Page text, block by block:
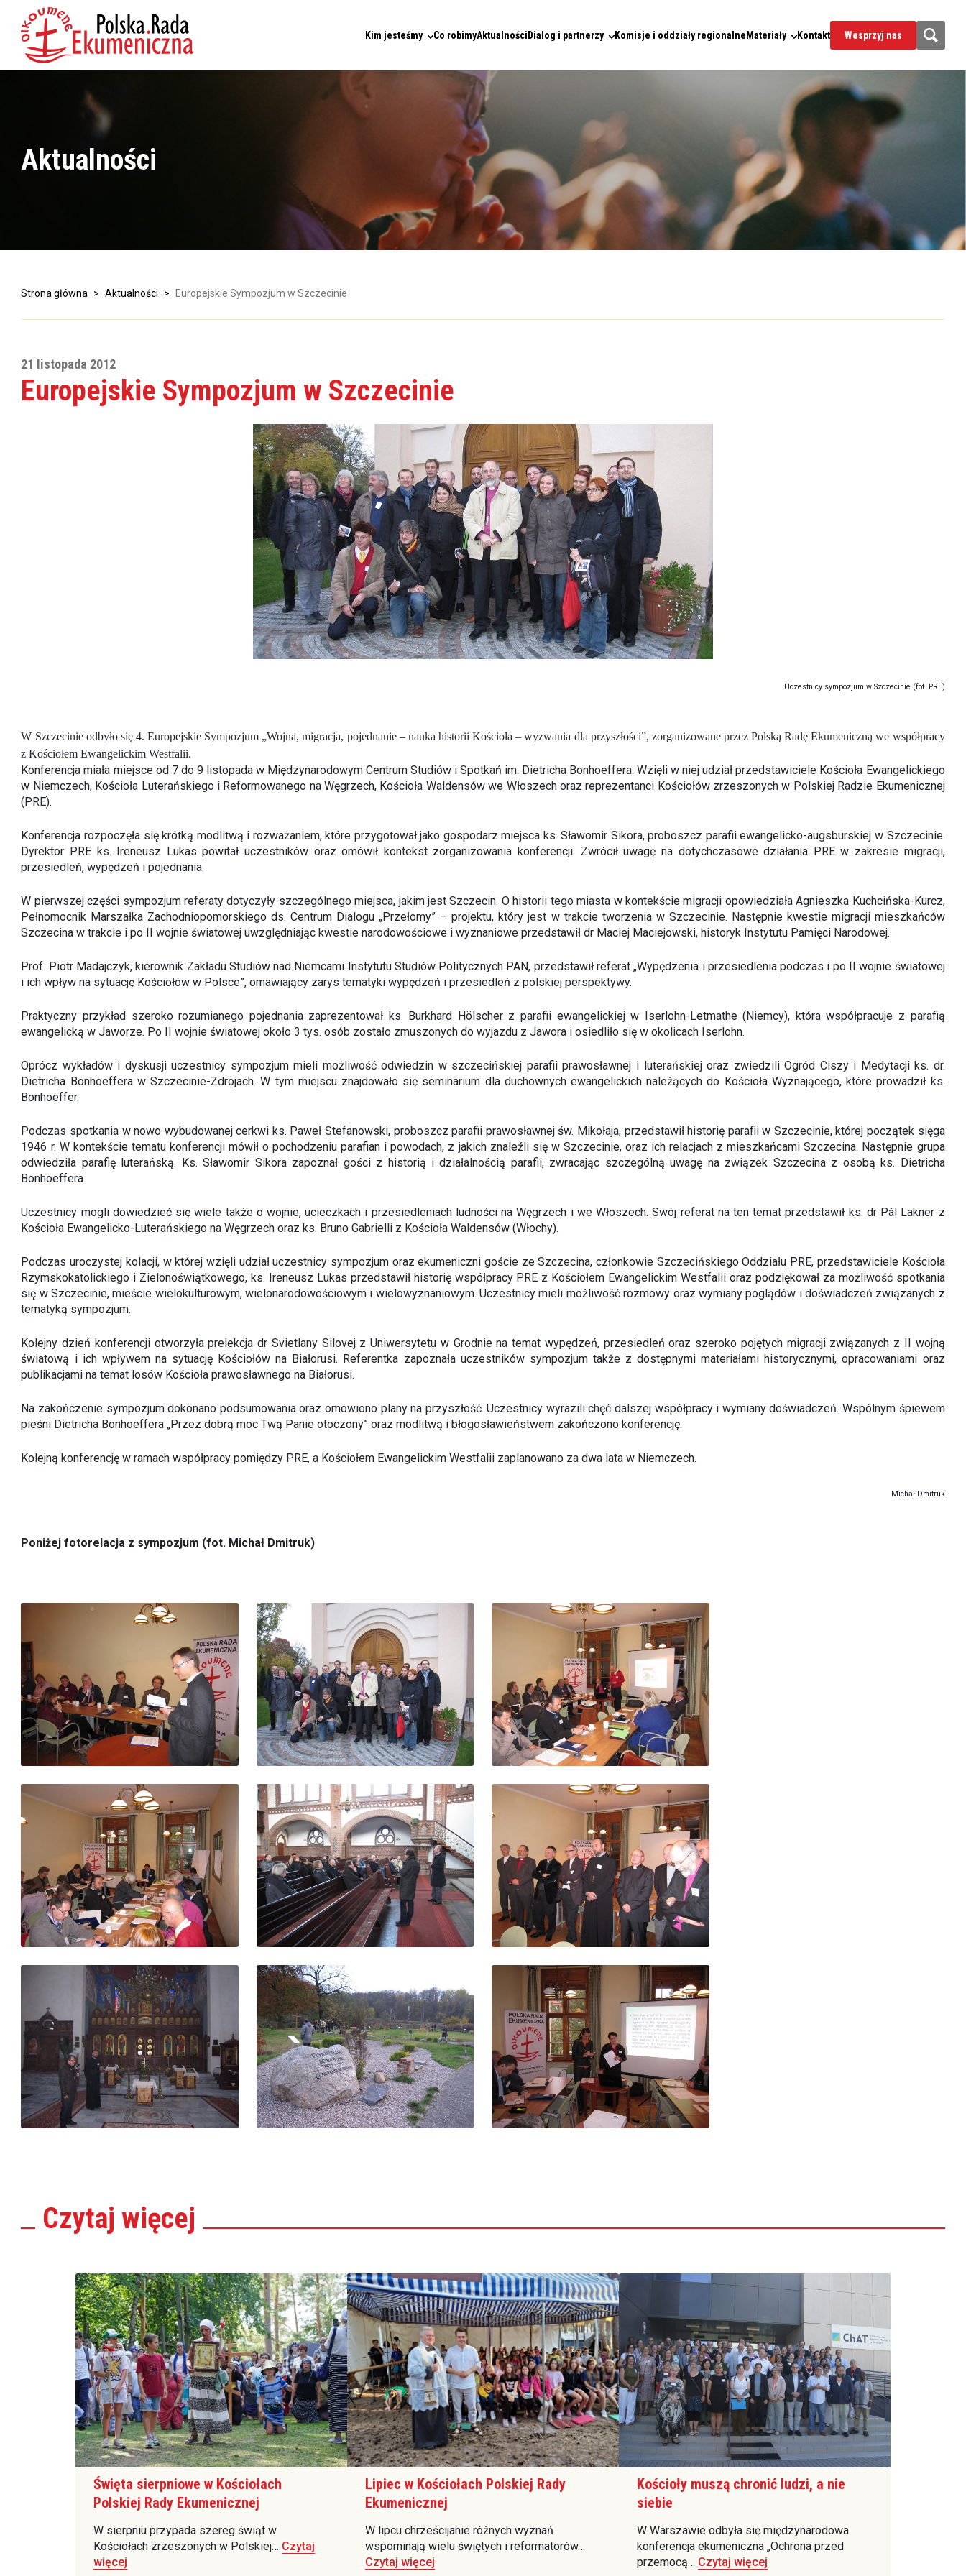
Kim jesteśmy Co robimyAktualnościDialog i partnerzy Komisje i oddziały regionalneMateriały Kontakt Wesprzyj nas
Aktualności
Strona główna > Aktualności > Europejskie Sympozjum w Szczecinie
21 listopada 2012
Europejskie Sympozjum w Szczecinie
Uczestnicy sympozjum w Szczecinie (fot. PRE)
W Szczecinie odbyło się 4. Europejskie Sympozjum „Wojna, migracja, pojednanie – nauka historii Kościoła – wyzwania dla przyszłości”, zorganizowane przez Polską Radę Ekumeniczną we współpracy
z Kościołem Ewangelickim Westfalii.
Konferencja miała miejsce od 7 do 9 listopada w Międzynarodowym Centrum Studiów i Spotkań im. Dietricha Bonhoeffera. Wzięli w niej udział przedstawiciele Kościoła Ewangelickiego
w Niemczech, Kościoła Luterańskiego i Reformowanego na Węgrzech, Kościoła Waldensów we Włoszech oraz reprezentanci Kościołów zrzeszonych w Polskiej Radzie Ekumenicznej
(PRE).
Konferencja rozpoczęła się krótką modlitwą i rozważaniem, które przygotował jako gospodarz miejsca ks. Sławomir Sikora, proboszcz parafii ewangelicko-augsburskiej w Szczecinie.
Dyrektor PRE ks. Ireneusz Lukas powitał uczestników oraz omówił kontekst zorganizowania konferencji. Zwrócił uwagę na dotychczasowe działania PRE w zakresie migracji,
przesiedleń, wypędzeń i pojednania.
W pierwszej części sympozjum referaty dotyczyły szczególnego miejsca, jakim jest Szczecin. O historii tego miasta w kontekście migracji opowiedziała Agnieszka Kuchcińska-Kurcz,
Pełnomocnik Marszałka Zachodniopomorskiego ds. Centrum Dialogu „Przełomy” – projektu, który jest w trakcie tworzenia w Szczecinie. Następnie kwestie migracji mieszkańców
Szczecina w trakcie i po II wojnie światowej uwzględniając kwestie narodowościowe i wyznaniowe przedstawił dr Maciej Maciejowski, historyk Instytutu Pamięci Narodowej.
Prof. Piotr Madajczyk, kierownik Zakładu Studiów nad Niemcami Instytutu Studiów Politycznych PAN, przedstawił referat „Wypędzenia i przesiedlenia podczas i po II wojnie światowej
i ich wpływ na sytuację Kościołów w Polsce”, omawiający zarys tematyki wypędzeń i przesiedleń z polskiej perspektywy.
Praktyczny przykład szeroko rozumianego pojednania zaprezentował ks. Burkhard Hölscher z parafii ewangelickiej w Iserlohn-Letmathe (Niemcy), która współpracuje z parafią
ewangelicką w Jaworze. Po II wojnie światowej około 3 tys. osób zostało zmuszonych do wyjazdu z Jawora i osiedliło się w okolicach Iserlohn.
Oprócz wykładów i dyskusji uczestnicy sympozjum mieli możliwość odwiedzin w szczecińskiej parafii prawosławnej i luterańskiej oraz zwiedzili Ogród Ciszy i Medytacji ks. dr.
Dietricha Bonhoeffera w Szczecinie-Zdrojach. W tym miejscu znajdowało się seminarium dla duchownych ewangelickich należących do Kościoła Wyznającego, które prowadził ks.
Bonhoeffer.
Podczas spotkania w nowo wybudowanej cerkwi ks. Paweł Stefanowski, proboszcz parafii prawosławnej św. Mikołaja, przedstawił historię parafii w Szczecinie, której początek sięga
1946 r. W kontekście tematu konferencji mówił o pochodzeniu parafian i powodach, z jakich znaleźli się w Szczecinie, oraz ich relacjach z mieszkańcami Szczecina. Następnie grupa
odwiedziła parafię luterańską. Ks. Sławomir Sikora zapoznał gości z historią i działalnością parafii, zwracając szczególną uwagę na związek Szczecina z osobą ks. Dietricha
Bonhoeffera.
Uczestnicy mogli dowiedzieć się wiele także o wojnie, ucieczkach i przesiedleniach ludności na Węgrzech i we Włoszech. Swój referat na ten temat przedstawił ks. dr Pál Lakner z
Kościoła Ewangelicko-Luterańskiego na Węgrzech oraz ks. Bruno Gabrielli z Kościoła Waldensów (Włochy).
Podczas uroczystej kolacji, w której wzięli udział uczestnicy sympozjum oraz ekumeniczni goście ze Szczecina, członkowie Szczecińskiego Oddziału PRE, przedstawiciele Kościoła
Rzymskokatolickiego i Zielonoświątkowego, ks. Ireneusz Lukas przedstawił historię współpracy PRE z Kościołem Ewangelickim Westfalii oraz podziękował za możliwość spotkania
się w Szczecinie, mieście wielokulturowym, wielonarodowościowym i wielowyznaniowym. Uczestnicy mieli możliwość rozmowy oraz wymiany poglądów i doświadczeń związanych z
tematyką sympozjum.
Kolejny dzień konferencji otworzyła prelekcja dr Svietlany Silovej z Uniwersytetu w Grodnie na temat wypędzeń, przesiedleń oraz szeroko pojętych migracji związanych z II wojną
światową i ich wpływem na sytuację Kościołów na Białorusi. Referentka zapoznała uczestników sympozjum także z dostępnymi materiałami historycznymi, opracowaniami oraz
publikacjami na temat losów Kościoła prawosławnego na Białorusi.
Na zakończenie sympozjum dokonano podsumowania oraz omówiono plany na przyszłość. Uczestnicy wyrazili chęć dalszej współpracy i wymiany doświadczeń. Wspólnym śpiewem
pieśni Dietricha Bonhoeffera „Przez dobrą moc Twą Panie otoczony” oraz modlitwą i błogosławieństwem zakończono konferencję.
Kolejną konferencję w ramach współpracy pomiędzy PRE, a Kościołem Ewangelickim Westfalii zaplanowano za dwa lata w Niemczech.
Michał Dmitruk
Poniżej fotorelacja z sympozjum (fot. Michał Dmitruk)
Czytaj więcej
Święta sierpniowe w Kościołach
Polskiej Rady Ekumenicznej
W sierpniu przypada szereg świąt w
Kościołach zrzeszonych w Polskiej… Czytaj
więcej
Lipiec w Kościołach Polskiej Rady
Ekumenicznej
W lipcu chrześcijanie różnych wyznań
wspominają wielu świętych i reformatorów…
Czytaj więcej
Kościoły muszą chronić ludzi, a nie
siebie
W Warszawie odbyła się międzynarodowa
konferencja ekumeniczna „Ochrona przed
przemocą… Czytaj więcej